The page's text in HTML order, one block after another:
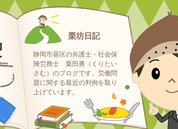
栗坊日記
静岡市葵区の弁護士・社会保
険労務士 栗田勇（くりたい
さむ）のブログです。労働問
題に関する最近の判例を取り
上げています。